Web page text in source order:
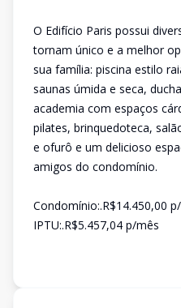
O Edifício Paris possui
tornam único e a melhor
sua família: piscina estilo
saunas úmida e seca,
academia com espaços
pilates, brinquedoteca,
e ofurô e um delicioso
amigos do condomínio.
Condomínio:.R$14.450,00
IPTU:.R$5.457,04 p/mês